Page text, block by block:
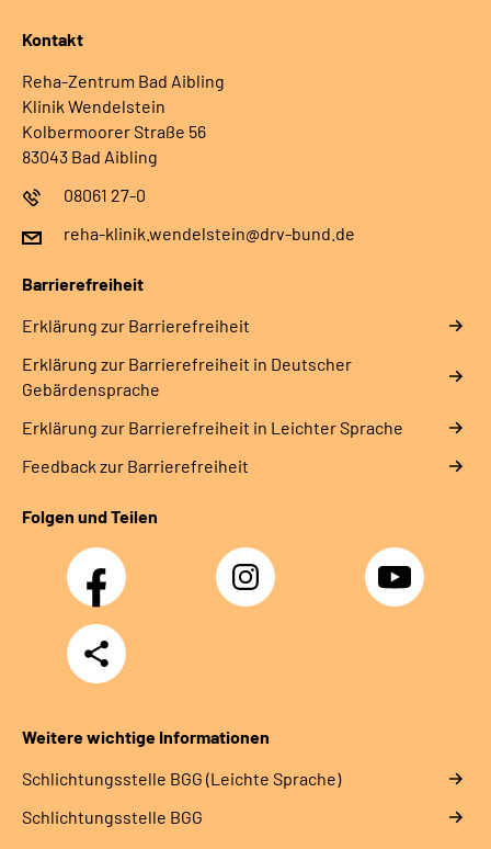
Kontakt
Reha-Zentrum Bad Aibling
Klinik Wendelstein
Kolbermoorer Straße 56
83043 Bad Aibling
08061 27-0
reha-klinik.wendelstein@drv-bund.de
Barrierefreiheit
Erklärung zur Barrierefreiheit
Erklärung zur Barrierefreiheit in Deutscher
Gebärdensprache
Erklärung zur Barrierefreiheit in Leichter Sprache
Feedback zur Barrierefreiheit
Folgen und Teilen
Facebook Instagram YouTube
Teilen
Weitere wichtige Informationen
Schlich­tungs­stel­le BGG (Leichte Sprache)
Schlich­tungs­stel­le BGG